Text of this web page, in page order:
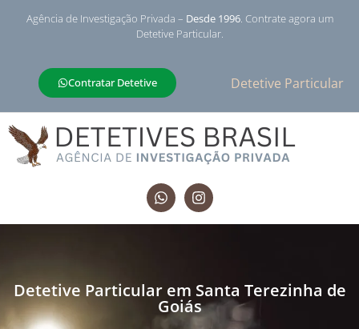
Agência de Investigação Privada – Desde 1996. Contrate agora um
Detetive Particular.
Contratar Detetive Detetive Particular
Detetive Particular em Santa Terezinha de
Goiás